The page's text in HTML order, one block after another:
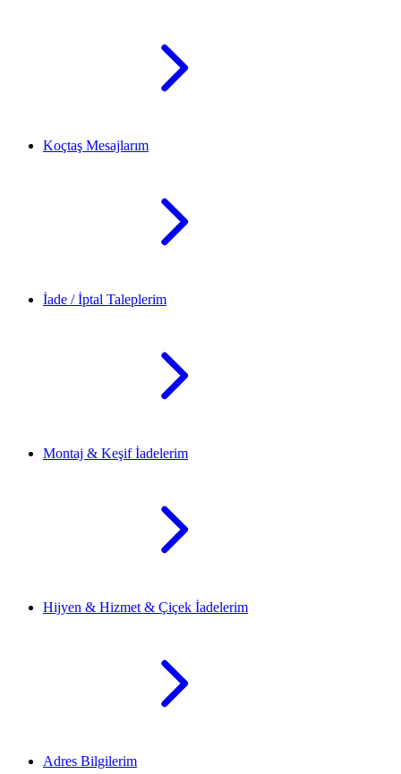
Koçtaş Mesajlarım
İade / İptal Taleplerim
Montaj & Keşif İadelerim
Hijyen & Hizmet & Çiçek İadelerim
Adres Bilgilerim